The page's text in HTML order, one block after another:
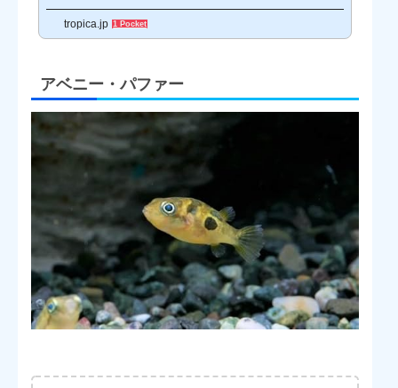
す。縄張り意識が強く気性が激しいので、基本的に単独飼育推奨の
熱帯魚です。とても美しく優雅な姿で小さな容器で飼育することが
ます。「ベタ」とい...
tropica.jp 1 Pocket
アベニー・パファー